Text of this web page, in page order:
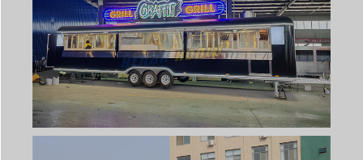
Български
Nederlands (België)
हिन्दी
Norsk bokmål
Slovenčina
Svenska